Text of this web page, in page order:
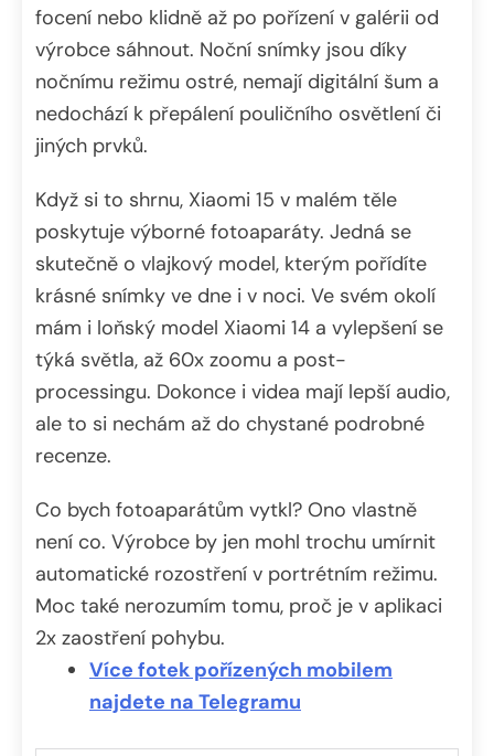
focení nebo klidně až po pořízení v galérii od
výrobce sáhnout. Noční snímky jsou díky
nočnímu režimu ostré, nemají digitální šum a
nedochází k přepálení pouličního osvětlení či
jiných prvků.
Když si to shrnu, Xiaomi 15 v malém těle
poskytuje výborné fotoaparáty. Jedná se
skutečně o vlajkový model, kterým pořídíte
krásné snímky ve dne i v noci. Ve svém okolí
mám i loňský model Xiaomi 14 a vylepšení se
týká světla, až 60x zoomu a post-
processingu. Dokonce i videa mají lepší audio,
ale to si nechám až do chystané podrobné
recenze.
Co bych fotoaparátům vytkl? Ono vlastně
není co. Výrobce by jen mohl trochu umírnit
automatické rozostření v portrétním režimu.
Moc také nerozumím tomu, proč je v aplikaci
2x zaostření pohybu.
Více fotek pořízených mobilem
najdete na Telegramu